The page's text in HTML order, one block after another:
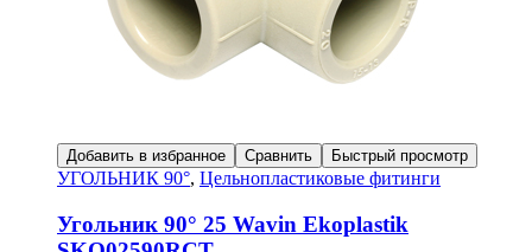
Добавить в избранное Сравнить Быстрый просмотр
УГОЛЬНИК 90°, Цельнопластиковые фитинги
Угольник 90° 25 Wavin Ekoplastik